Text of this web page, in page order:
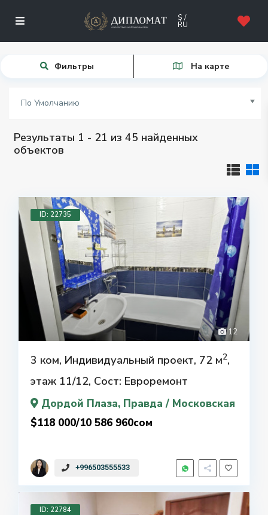
$ /
RU
Фильтры На карте
По Умолчанию
Результаты 1 - 21 из 45 найденных
объектов
12
ID: 22735
3 ком, Индивидуальный проект, 72 м2,
этаж 11/12, Сост: Евроремонт
Дордой Плаза, Правда / Московская
$118 000/10 586 960сом
+996503555533
ID: 22784